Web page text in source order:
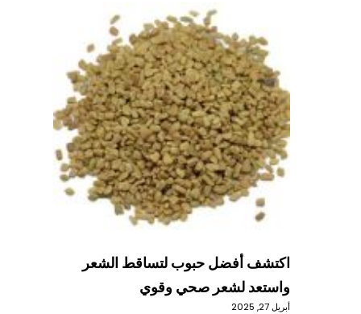
اكتشف أفضل حبوب لتساقط الشعر
واستعد لشعر صحي وقوي
أبريل 27, 2025